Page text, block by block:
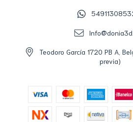
Teodoro García 1720 PB A,
previa)